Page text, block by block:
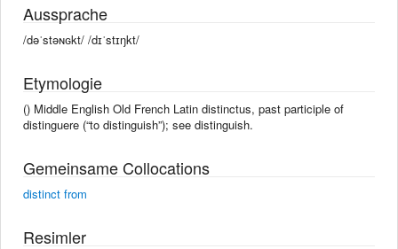
Aussprache
/dəˈstəɴɢkt/ /dɪˈstɪŋkt/
Etymologie
() Middle English Old French Latin distinctus, past participle of
distinguere (“to distinguish”); see distinguish.
Gemeinsame Collocations
distinct from
Resimler